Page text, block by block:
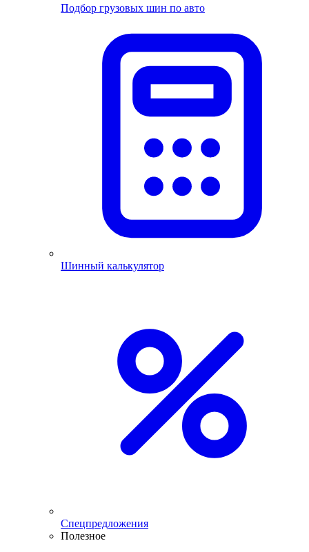
Подбор грузовых шин по авто
Шинный калькулятор
Спецпредложения
Полезное